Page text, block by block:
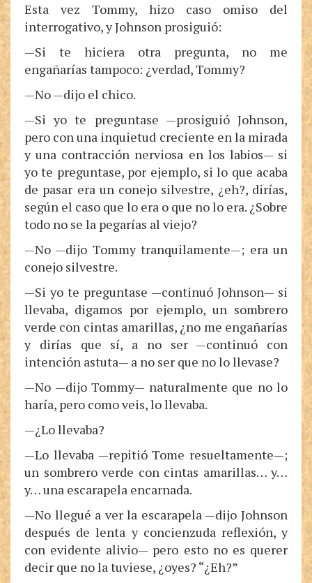
Esta vez Tommy, hizo caso omiso del
interrogativo, y Johnson prosiguió:
—Si te hiciera otra pregunta, no me
engañarías tampoco: ¿verdad, Tommy?
—No —dijo el chico.
—Si yo te preguntase —prosiguió Johnson,
pero con una inquietud creciente en la mirada
y una contracción nerviosa en los labios— si
yo te preguntase, por ejemplo, si lo que acaba
de pasar era un conejo silvestre, ¿eh?, dirías,
según el caso que lo era o que no lo era. ¿Sobre
todo no se la pegarías al viejo?
—No —dijo Tommy tranquilamente—; era un
conejo silvestre.
—Si yo te preguntase —continuó Johnson— si
llevaba, digamos por ejemplo, un sombrero
verde con cintas amarillas, ¿no me engañarías
y dirías que sí, a no ser —continuó con
intención astuta— a no ser que no lo llevase?
—No —dijo Tommy— naturalmente que no lo
haría, pero como veis, lo llevaba.
—¿Lo llevaba?
—Lo llevaba —repitió Tome resueltamente—;
un sombrero verde con cintas amarillas… y…
y… una escarapela encarnada.
—No llegué a ver la escarapela —dijo Johnson
después de lenta y concienzuda reflexión, y
con evidente alivio— pero esto no es querer
decir que no la tuviese, ¿oyes? “¿Eh?”